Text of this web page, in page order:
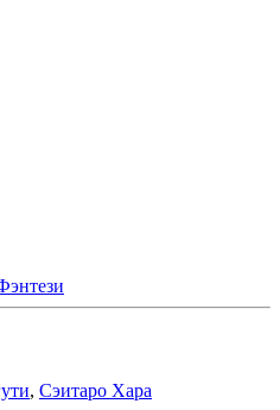
, Сэитаро Хара